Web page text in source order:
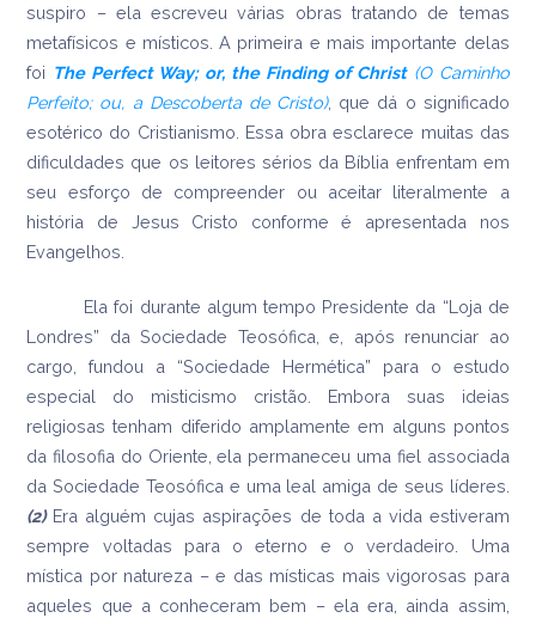
suspiro – ela escreveu várias obras tratando de temas
metafísicos e místicos. A primeira e mais importante delas
foi ThePerfect Way; or, the Finding of Christ (O Caminho
Perfeito; ou, a Descoberta de Cristo), que dá o significado
esotérico do Cristianismo. Essa obra esclarece muitas das
dificuldades que os leitores sérios da Bíblia enfrentam em
seu esforço de compreender ou aceitar literalmente a
história de Jesus Cristo conforme é apresentada nos
Evangelhos.
Ela foi durante algum tempo Presidente da “Loja de
Londres” da Sociedade Teosófica, e, após renunciar ao
cargo, fundou a “Sociedade Hermética” para o estudo
especial do misticismo cristão. Embora suas ideias
religiosas tenham diferido amplamente em alguns pontos
da filosofia do Oriente, ela permaneceu uma fiel associada
da Sociedade Teosófica e uma leal amiga de seus líderes.
(2)Era alguém cujas aspirações de toda a vida estiveram
sempre voltadas para o eterno e o verdadeiro. Uma
mística por natureza – e das místicas mais vigorosas para
aqueles que a conheceram bem – ela era, ainda assim,